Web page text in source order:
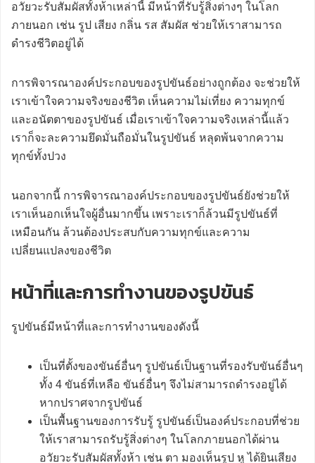
อวัยวะรับสัมผัสทั้งห้าเหล่านี้ มีหน้าที่รับรู้สิ่งต่างๆ ในโลก
ภายนอก เช่น รูป เสียง กลิ่น รส สัมผัส ช่วยให้เราสามารถ
ดำรงชีวิตอยู่ได้
การพิจารณาองค์ประกอบของรูปขันธ์อย่างถูกต้อง จะช่วยให้
เราเข้าใจความจริงของชีวิต เห็นความไม่เที่ยง ความทุกข์
และอนัตตาของรูปขันธ์ เมื่อเราเข้าใจความจริงเหล่านี้แล้ว
เราก็จะละความยึดมั่นถือมั่นในรูปขันธ์ หลุดพ้นจากความ
ทุกข์ทั้งปวง
นอกจากนี้ การพิจารณาองค์ประกอบของรูปขันธ์ยังช่วยให้
เราเห็นอกเห็นใจผู้อื่นมากขึ้น เพราะเราก็ล้วนมีรูปขันธ์ที่
เหมือนกัน ล้วนต้องประสบกับความทุกข์และความ
เปลี่ยนแปลงของชีวิต
หน้าที่และการทำงานของรูปขันธ์
รูปขันธ์มีหน้าที่และการทำงานของดังนี้
เป็นที่ตั้งของขันธ์อื่นๆ รูปขันธ์เป็นฐานที่รองรับขันธ์อื่นๆ
ทั้ง 4 ขันธ์ที่เหลือ ขันธ์อื่นๆ จึงไม่สามารถดำรงอยู่ได้
หากปราศจากรูปขันธ์
เป็นพื้นฐานของการรับรู้ รูปขันธ์เป็นองค์ประกอบที่ช่วย
ให้เราสามารถรับรู้สิ่งต่างๆ ในโลกภายนอกได้ผ่าน
อวัยวะรับสัมผัสทั้งห้า เช่น ตา มองเห็นรูป หู ได้ยินเสียง